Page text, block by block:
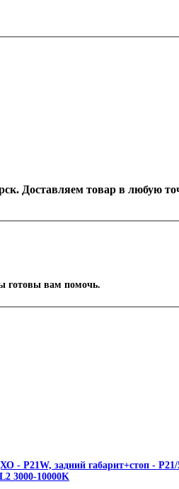
Доставляем товар в любую
готовы вам помочь.
- P21W, задний габарит+стоп - P21/
3000-10000K